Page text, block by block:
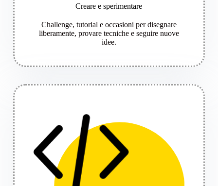
Creare e sperimentare
Challenge, tutorial e occasioni per disegnare
liberamente, provare tecniche e seguire nuove
idee.